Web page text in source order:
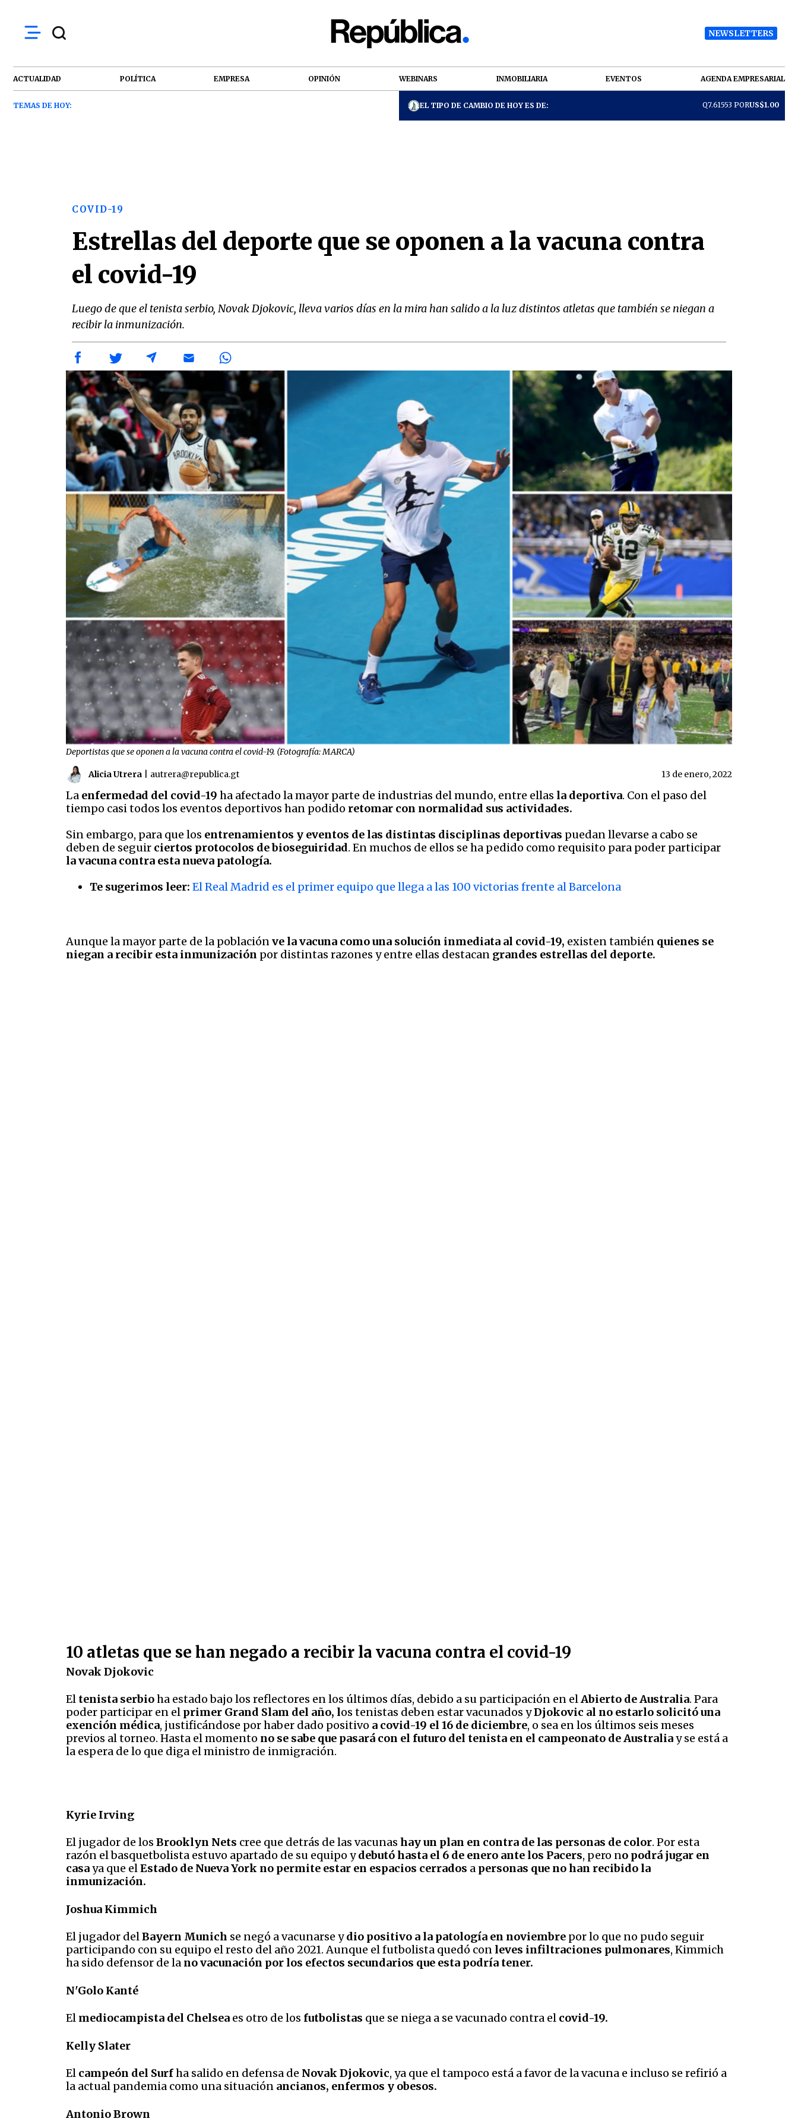
NEWSLETTERS
ACTUALIDAD POLÍTICA EMPRESA OPINIÓN WEBINARS INMOBILIARIA EVENTOS AGENDA EMPRESARIAL
TEMAS DE HOY: EL TIPO DE CAMBIO DE HOY ES DE: Q7.61553 PORUS$1.00
COVID-19
Estrellas del deporte que se oponen a la vacuna contra
el covid-19
Luego de que el tenista serbio, Novak Djokovic, lleva varios días en la mira han salido a la luz distintos atletas que también se niegan a
recibir la inmunización.
Deportistas que se oponen a la vacuna contra el covid-19. (Fotografía: MARCA)
Alicia Utrera autrera@republica.gt 13 de enero, 2022
La enfermedad del covid-19 ha afectado la mayor parte de industrias del mundo, entre ellas la deportiva. Con el paso del
tiempo casi todos los eventos deportivos han podido retomar con normalidad sus actividades.
Sin embargo, para que los entrenamientos y eventos de las distintas disciplinas deportivas puedan llevarse a cabo se
deben de seguir ciertos protocolos de bioseguiridad. En muchos de ellos se ha pedido como requisito para poder participar
la vacuna contra esta nueva patología.
Te sugerimos leer: El Real Madrid es el primer equipo que llega a las 100 victorias frente al Barcelona
Aunque la mayor parte de la poblaciónve la vacuna como una solución inmediata al covid-19, existen también quienes se
niegan a recibir esta inmunización por distintas razones y entre ellas destacan grandes estrellas del deporte.
10 atletas que se han negado a recibir la vacuna contra el covid-19
Novak Djokovic
El tenista serbioha estado bajo los reflectores en los últimos días, debido a su participación en elAbierto de Australia. Para
poder participar en el primer Grand Slam del año, los tenistas deben estar vacunados yDjokovic al no estarlo solicitó una
exención médica, justificándose por haber dado positivo a covid-19 el 16 de diciembre, o sea en los últimos seis meses
previos al torneo. Hasta el momento no se sabe que pasará con el futuro del tenista en el campeonato de Australiay se está a
la espera de lo que diga el ministro de inmigración.
Kyrie Irving
El jugador de los Brooklyn Nets cree que detrás de las vacunas hay un plan en contra de las personas de color. Por esta
razón el basquetbolista estuvo apartado de su equipo ydebutó hasta el 6 de enero ante los Pacers, pero no podrá jugar en
casaya que elEstado de Nueva York no permite estar en espacios cerrados a personas que no han recibido la
inmunización.
Joshua Kimmich
El jugador delBayern Munich se negó a vacunarse ydio positivo a la patología en noviembre por lo que no pudo seguir
participando con su equipo el resto del año 2021. Aunque el futbolista quedó con leves infiltraciones pulmonares, Kimmich
ha sido defensor de la no vacunación por los efectos secundarios que esta podría tener.
N'Golo Kanté
El mediocampista del Chelsea es otro de los futbolistas que se niega a se vacunado contra el covid-19.
Kelly Slater
El campeón del Surfha salido en defensa de Novak Djokovic, ya que el tampoco está a favor de la vacuna e incluso se refirió a
la actual pandemia como una situación ancianos, enfermos y obesos.
Antonio Brown